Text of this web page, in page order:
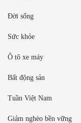
Đời sống
Sức khỏe
Ô tô xe máy
Bất động sản
Tuần Việt Nam
Giảm nghèo bền vững